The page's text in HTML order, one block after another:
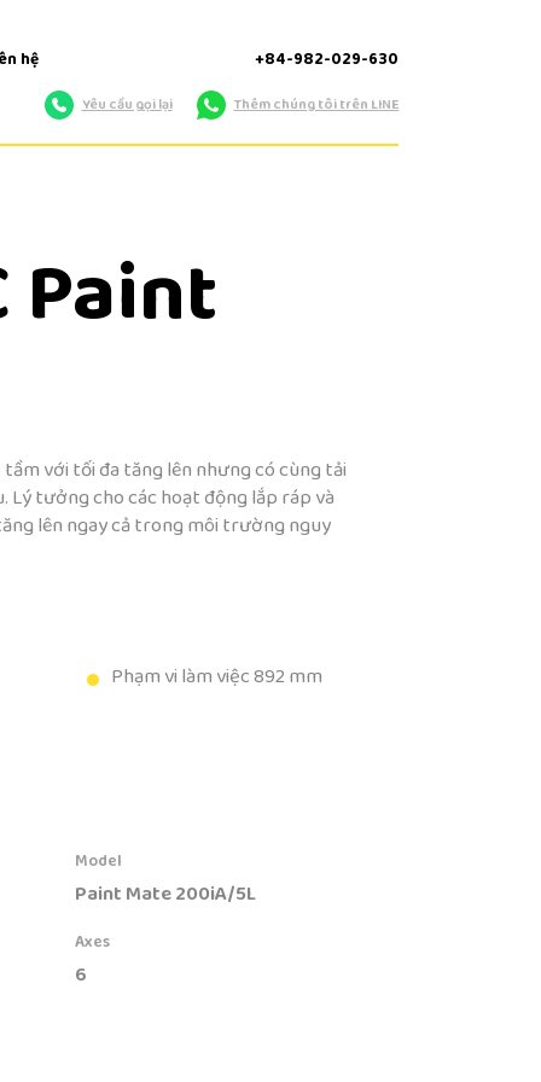
hệ +84-982-029-630
Yêu cầu gọi lại Thêm chúng tôi trên LINE
Paint
với tối đa tăng lên nhưng có cùng tải
Lý tưởng cho các hoạt động lắp ráp và
lên ngay cả trong môi trường nguy
Phạm vi làm việc 892 mm
Model
Paint Mate 200iA/5L
Axes
6